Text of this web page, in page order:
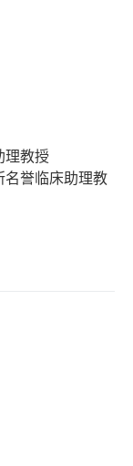
理教授
名誉临床助理教